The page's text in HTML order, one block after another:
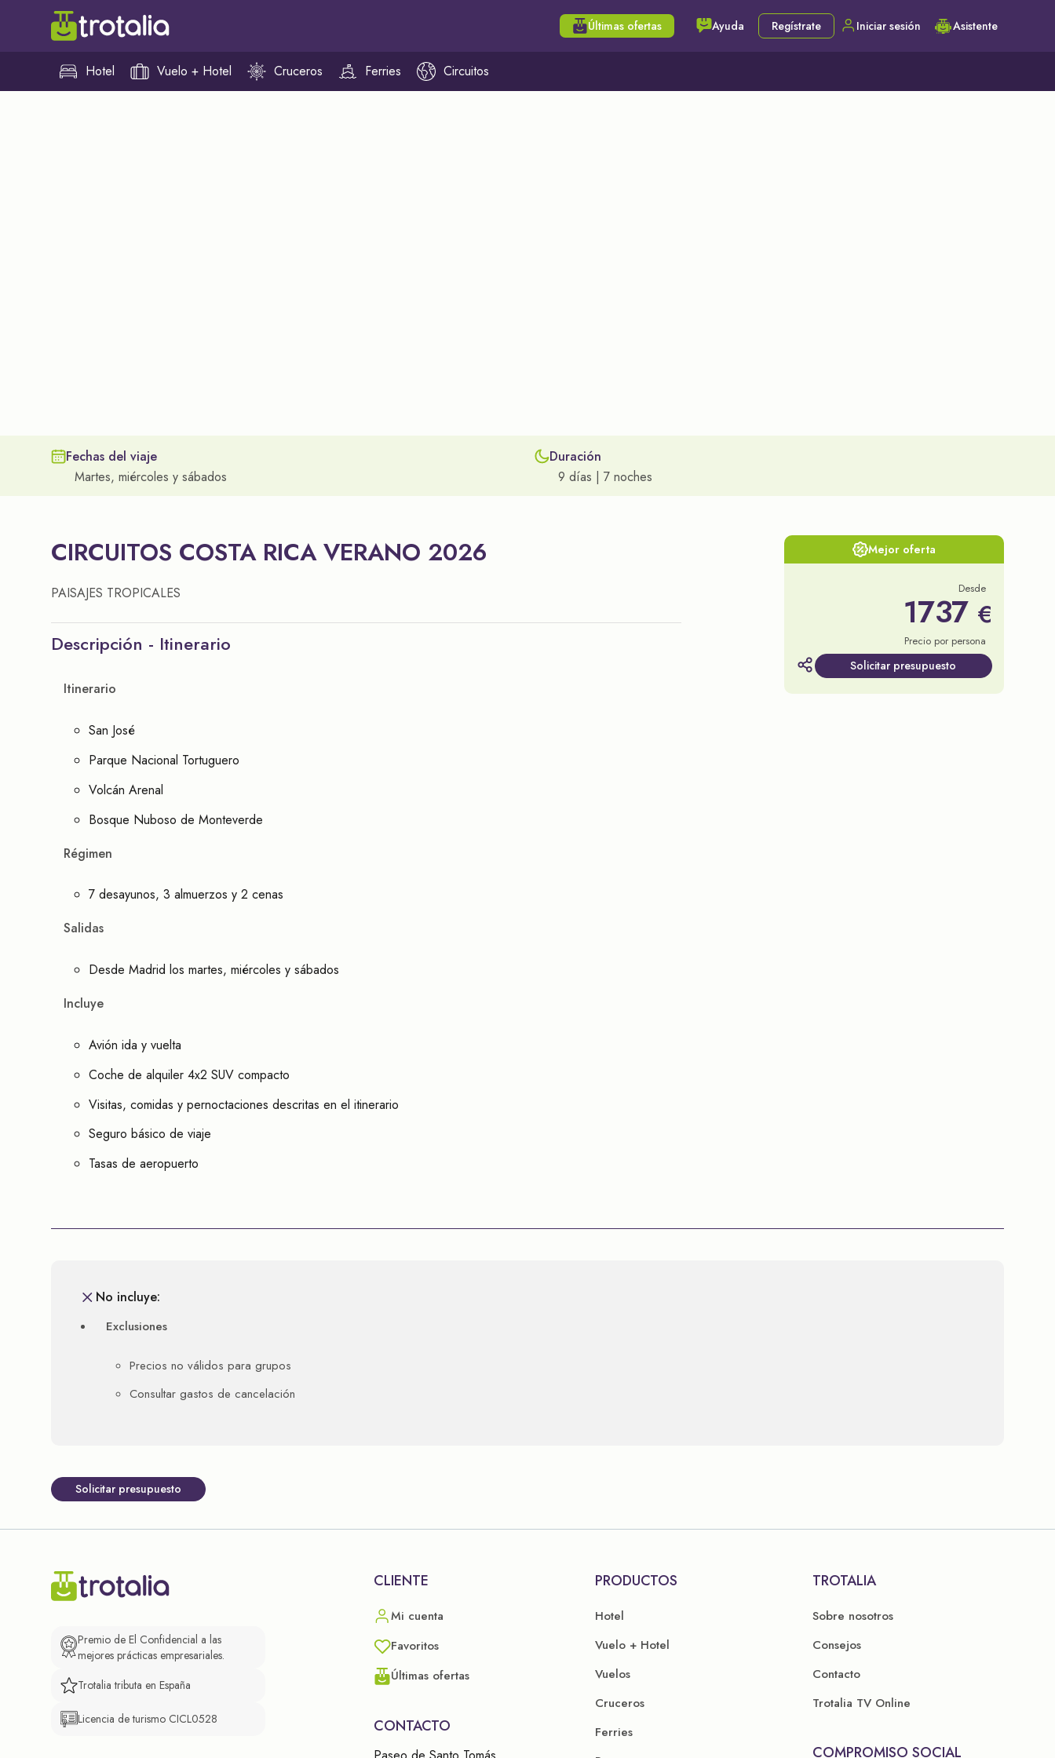
Últimas ofertas Ayuda Regístrate Iniciar sesión Asistente
Hotel Vuelo + Hotel Cruceros Ferries Circuitos
Fechas del viaje
Martes, miércoles y sábados
Duración
9 días | 7 noches
CIRCUITOS COSTA RICA VERANO 2026
PAISAJES TROPICALES
Descripción - Itinerario
Itinerario
San José
Parque Nacional Tortuguero
Volcán Arenal
Bosque Nuboso de Monteverde
Régimen
7 desayunos, 3 almuerzos y 2 cenas
Salidas
Desde Madrid los martes, miércoles y sábados
Incluye
Avión ida y vuelta
Coche de alquiler 4x2 SUV compacto
Visitas, comidas y pernoctaciones descritas en el itinerario
Seguro básico de viaje
Tasas de aeropuerto
Mejor oferta
Desde
1737 €
Precio por persona
Solicitar presupuesto
No incluye:
Exclusiones
Precios no válidos para grupos
Consultar gastos de cancelación
Solicitar presupuesto
Premio de El Confidencial a las
mejores prácticas empresariales.
Trotalia tributa en España
Licencia de turismo CICL0528
CLIENTE
Mi cuenta
Favoritos
Últimas ofertas
CONTACTO
PRODUCTOS
Hotel
Vuelo + Hotel
Vuelos
Cruceros
Ferries
TROTALIA
Sobre nosotros
Consejos
Contacto
Trotalia TV Online
COMPROMISO SOCIAL